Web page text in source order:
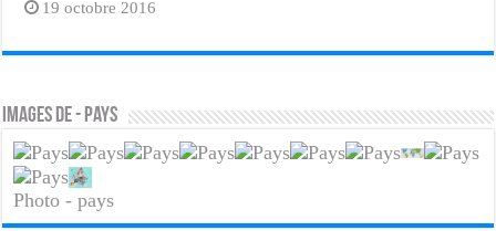
19 octobre 2016
Images de - pays
Photo - pays